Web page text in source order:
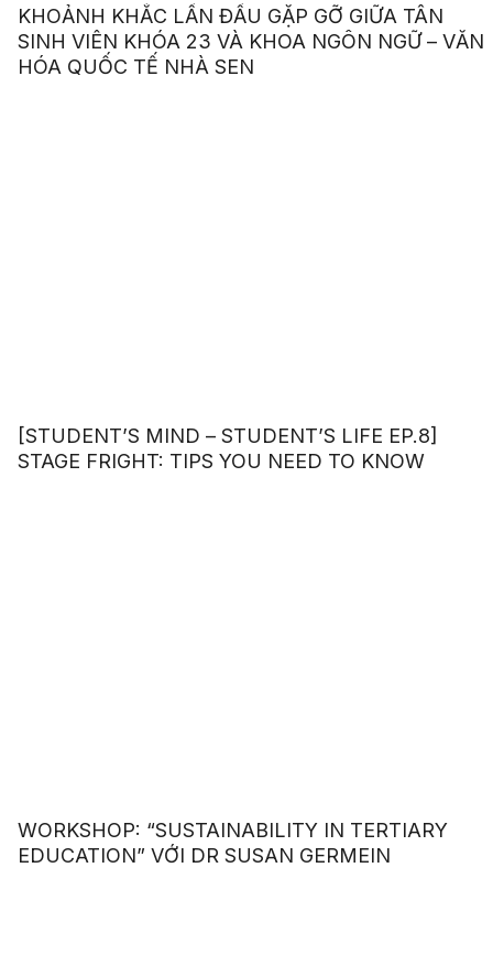
KHOẢNH KHẮC LẦN ĐẦU GẶP GỠ GIỮA TÂN
SINH VIÊN KHÓA 23 VÀ KHOA NGÔN NGỮ – VĂN
HÓA QUỐC TẾ NHÀ SEN
[STUDENT’S MIND – STUDENT’S LIFE EP.8]
STAGE FRIGHT: TIPS YOU NEED TO KNOW
WORKSHOP: “SUSTAINABILITY IN TERTIARY
EDUCATION” VỚI DR SUSAN GERMEIN